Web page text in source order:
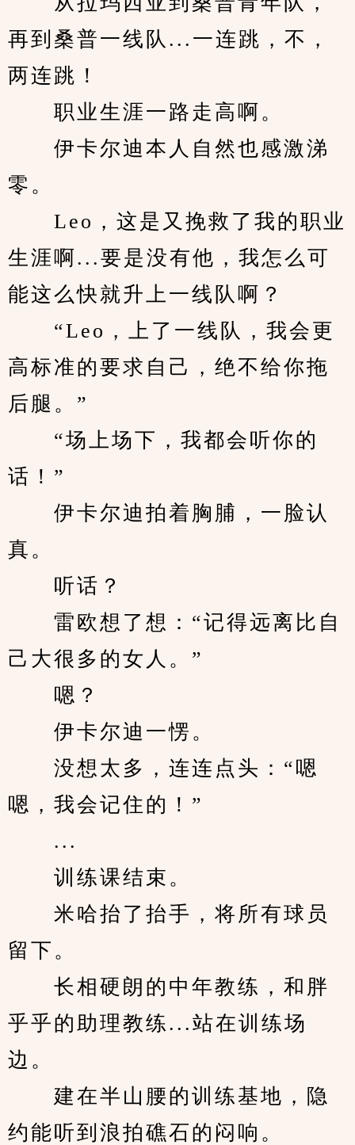
再到桑普一线队...一连跳，不，
两连跳！
职业生涯一路走高啊。
伊卡尔迪本人自然也感激涕
零。
Leo，这是又挽救了我的职业
生涯啊...要是没有他，我怎么可
能这么快就升上一线队啊？
“Leo，上了一线队，我会更
高标准的要求自己，绝不给你拖
后腿。”
“场上场下，我都会听你的
话！”
伊卡尔迪拍着胸脯，一脸认
真。
听话？
雷欧想了想：“记得远离比自
己大很多的女人。”
嗯？
伊卡尔迪一愣。
没想太多，连连点头：“嗯
嗯，我会记住的！”
...
训练课结束。
米哈抬了抬手，将所有球员
留下。
长相硬朗的中年教练，和胖
乎乎的助理教练...站在训练场
边。
建在半山腰的训练基地，隐
约能听到浪拍礁石的闷响。